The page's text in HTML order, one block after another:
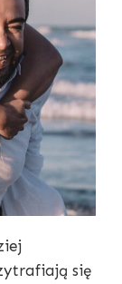
się